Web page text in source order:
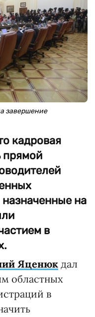
завершение
кадровая
прямой
на
в
Яценюк дал
областных
в